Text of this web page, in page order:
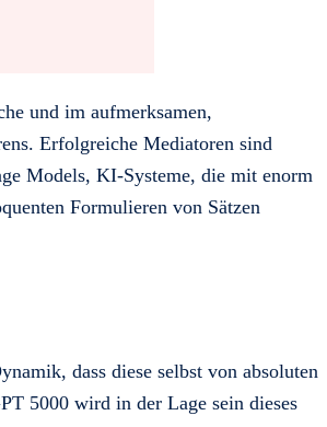
und im aufmerksamen,
Erfolgreiche Mediatoren sind
Models, KI-Systeme, die mit enorm
Formulieren von Sätzen
dass diese selbst von absoluten
5000 wird in der Lage sein dieses